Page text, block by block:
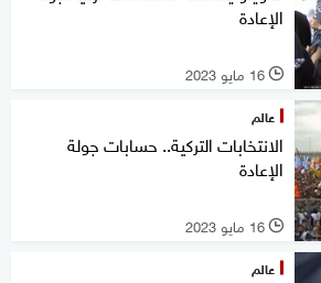
الإعادة
l 16 مايو 2023
عالم
الانتخابات التركية.. حسابات جولة
الإعادة
l 16 مايو 2023
عالم